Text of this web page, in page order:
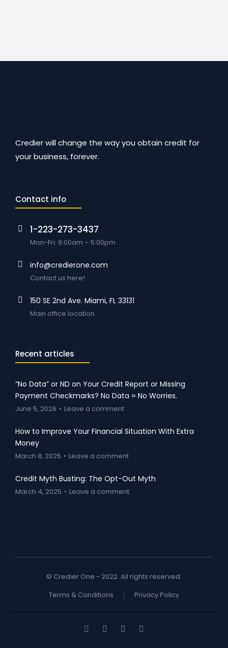
Credier will change the way you obtain credit for
your business, forever.
Contact info
1-223-273-3437
Mon-Fri: 9:00am – 5:00pm
info@credierone.com
Contact us here!
150 SE 2nd Ave. Miami, FL 33131
Main office location
Recent articles
“No Data” or ND on Your Credit Report or Missing
Payment Checkmarks? No Data = No Worries.
June 5, 2026 Leave a comment
How to Improve Your Financial Situation With Extra
Money
March 8, 2025 Leave a comment
Credit Myth Busting: The Opt-Out Myth
March 4, 2025 Leave a comment
© Credier One - 2022. All rights reserved.
Terms & Conditions
Privacy Policy